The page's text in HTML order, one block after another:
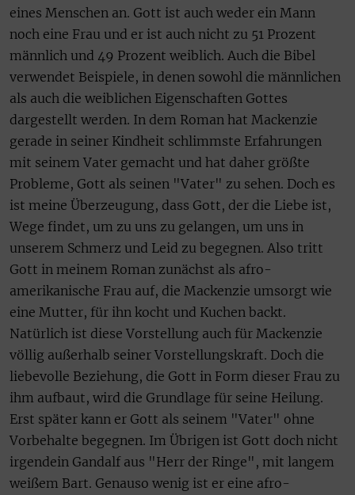
eines Menschen an. Gott ist auch weder ein Mann
noch eine Frau und er ist auch nicht zu 51 Prozent
männlich und 49 Prozent weiblich. Auch die Bibel
verwendet Beispiele, in denen sowohl die männlichen
als auch die weiblichen Eigenschaften Gottes
dargestellt werden. In dem Roman hat Mackenzie
gerade in seiner Kindheit schlimmste Erfahrungen
mit seinem Vater gemacht und hat daher größte
Probleme, Gott als seinen "Vater" zu sehen. Doch es
ist meine Überzeugung, dass Gott, der die Liebe ist,
Wege findet, um zu uns zu gelangen, um uns in
unserem Schmerz und Leid zu begegnen. Also tritt
Gott in meinem Roman zunächst als afro-
amerikanische Frau auf, die Mackenzie umsorgt wie
eine Mutter, für ihn kocht und Kuchen backt.
Natürlich ist diese Vorstellung auch für Mackenzie
völlig außerhalb seiner Vorstellungskraft. Doch die
liebevolle Beziehung, die Gott in Form dieser Frau zu
ihm aufbaut, wird die Grundlage für seine Heilung.
Erst später kann er Gott als seinem "Vater" ohne
Vorbehalte begegnen. Im Übrigen ist Gott doch nicht
irgendein Gandalf aus "Herr der Ringe", mit langem
weißem Bart. Genauso wenig ist er eine afro-